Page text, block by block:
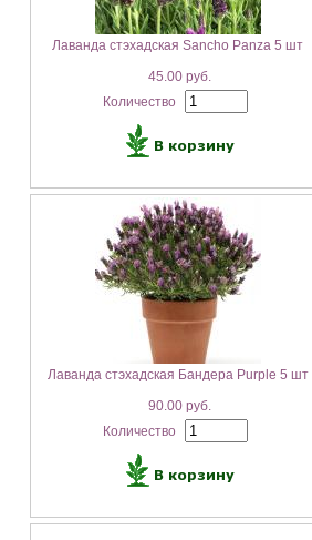
Лаванда стэхадская Sancho Panza 5 шт
45.00 руб.
Количество
Лаванда стэхадская Бандера Purple 5 шт
90.00 руб.
Количество